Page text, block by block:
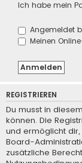
Ich habe mein
Angemeldet
Meinen
REGISTRIEREN
Du musst in
können. Die
und ermöglicht dir,
Board-
zusätzliche